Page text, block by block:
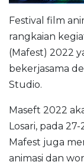
Festival film
rangkaian
(Mafest) 2022
bekerjasama
Studio.
Maseft 2022
Losari, pada
Mafest juga
animasi dan